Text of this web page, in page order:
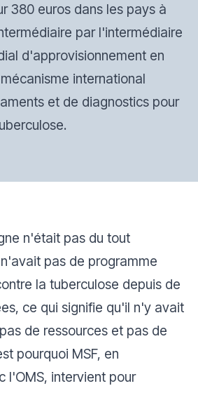
380 euros dans les pays à
par l'intermédiaire
d'approvisionnement en
international
et de diagnostics pour
n'était pas du tout
pas de programme
la tuberculose depuis de
ce qui signifie qu'il n'y avait
de ressources et pas de
pourquoi MSF, en
l'OMS, intervient pour